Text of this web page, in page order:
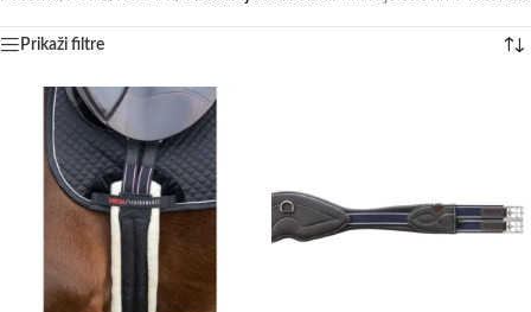
Prikaži filtre